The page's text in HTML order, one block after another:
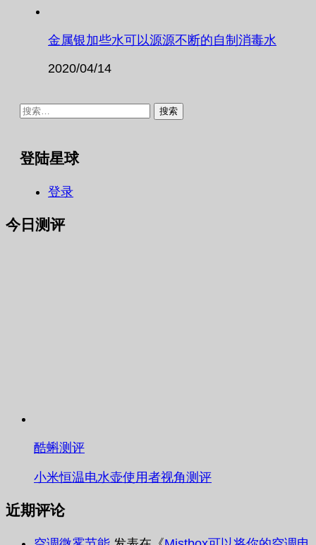
金属银加些水可以源源不断的自制消毒水
2020/04/14
搜
登陆星球
登录
今日测评
酷蝌测评
小米恒温电水壶使用者视角测评
近期评论